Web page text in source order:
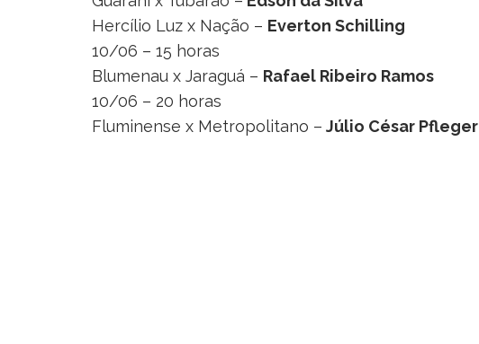
Hercílio Luz x Nação – Everton Schilling
10/06 – 15 horas
Blumenau x Jaraguá – Rafael Ribeiro Ramos
10/06 – 20 horas
Fluminense x Metropolitano – Júlio César Pfleger